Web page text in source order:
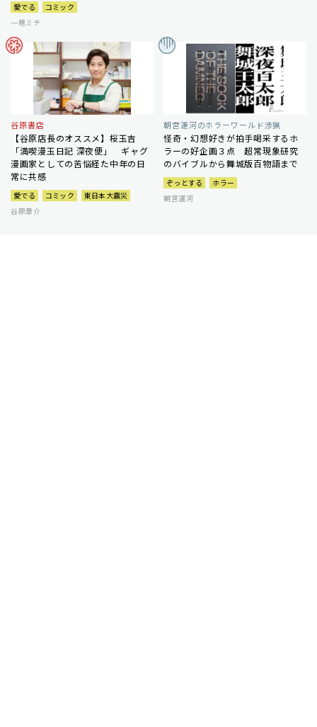
愛でる
コミック
一穂ミチ
谷原書店
【谷原店長のオススメ】桜玉吉
「満喫漫玉日記 深夜便」 ギャグ
漫画家としての苦悩経た中年の日
常に共感
愛でる コミック
東日本大震災
谷原章介
朝宮運河のホラーワールド渉猟
怪奇・幻想好きが拍手喝采するホ
ラーの好企画３点 超常現象研究
のバイブルから舞城版百物語まで
ぞっとする
ホラー
朝宮運河